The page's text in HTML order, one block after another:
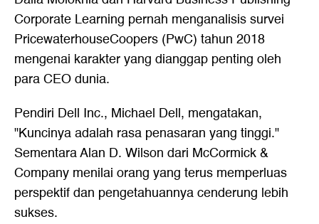
Corporate Learning pernah menganalisis survei
PricewaterhouseCoopers (PwC) tahun 2018
mengenai karakter yang dianggap penting oleh
para CEO dunia.
Pendiri Dell Inc., Michael Dell, mengatakan,
"Kuncinya adalah rasa penasaran yang tinggi."
Sementara Alan D. Wilson dari McCormick &
Company menilai orang yang terus memperluas
perspektif dan pengetahuannya cenderung lebih
sukses.